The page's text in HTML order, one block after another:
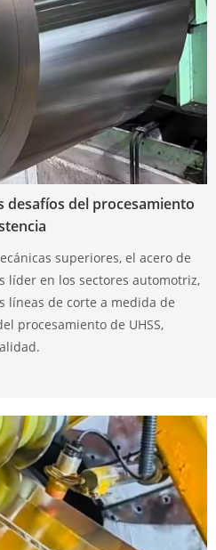
desafíos del procesamiento
superiores, el acero de
líder en los sectores automotriz,
líneas de corte a medida de
procesamiento de UHSS,